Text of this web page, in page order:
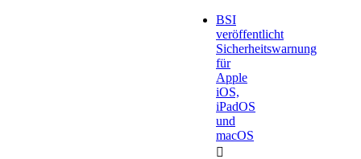
BSI
veröffentlicht
Sicherheitswarnung
für
Apple
iOS,
iPadOS
und
macOS